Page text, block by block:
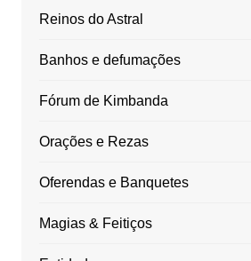
Reinos do Astral
Banhos e defumações
Fórum de Kimbanda
Orações e Rezas
Oferendas e Banquetes
Magias & Feitiços